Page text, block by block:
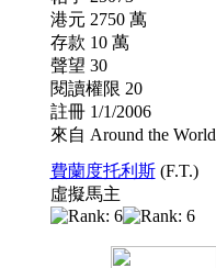
港元 2750 萬
存款 10 萬
聲望 30
閱讀權限 20
註冊 1/1/2006
來自 Around the World
費蘭度托利斯 (F.T.)
虛擬馬主